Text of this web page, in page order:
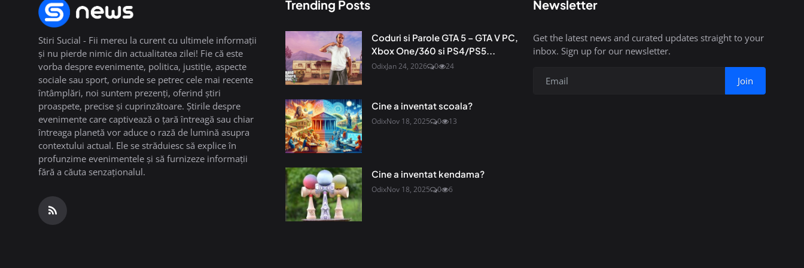
Stiri Sucial - Fii mereu la curent cu ultimele informații
și nu pierde nimic din actualitatea zilei! Fie că este
vorba despre evenimente, politica, justiție, aspecte
sociale sau sport, oriunde se petrec cele mai recente
întâmplări, noi suntem prezenți, oferind știri
proaspete, precise și cuprinzătoare. Știrile despre
evenimente care captivează o țară întreagă sau chiar
întreaga planetă vor aduce o rază de lumină asupra
contextului actual. Ele se străduiesc să explice în
profunzime evenimentele și să furnizeze informații
fără a căuta senzaționalul.
Trending Posts
Coduri si Parole GTA 5 – GTA V PC,
Xbox One/360 si PS4/PS5...
OdixJan 24, 2026 0 24
Cine a inventat scoala?
OdixNov 18, 2025 0 13
Cine a inventat kendama?
OdixNov 18, 2025 0 6
Newsletter
Get the latest news and curated updates straight to your
inbox. Sign up for our newsletter.
Join